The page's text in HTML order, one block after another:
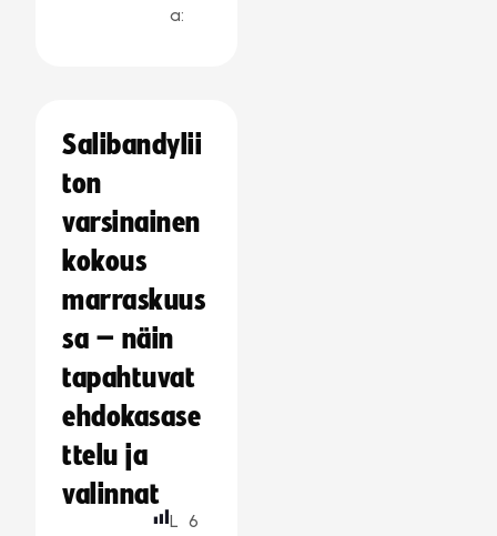
a:
Salibandylii
ton
varsinainen
kokous
marraskuus
sa – näin
tapahtuvat
ehdokasase
ttelu ja
valinnat
L 6